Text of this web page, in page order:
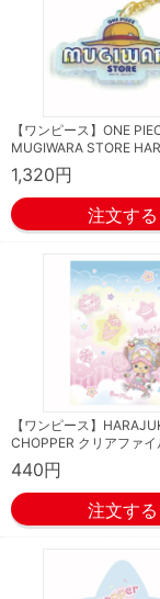
【ワンピース】ONE
MUGIWARA STORE
1,320円
【ワンピース】
CHOPPER クリアファイ
440円